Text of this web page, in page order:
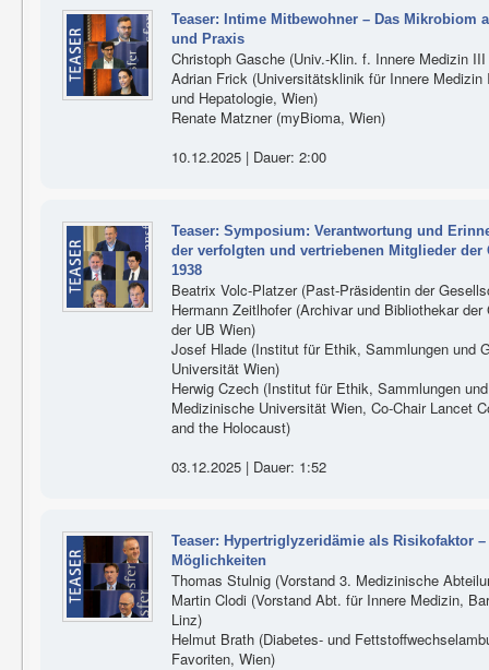
Teaser: Intime Mitbewohner – Das Mikrobiom
und Praxis
Christoph Gasche (Univ.-Klin. f. Innere Medizin
Adrian Frick (Universitätsklinik für Innere
und Hepatologie, Wien)
Renate Matzner (myBioma, Wien)
10.12.2025 | Dauer: 2:00
Teaser: Symposium: Verantwortung und
der verfolgten und vertriebenen Mitglieder der
1938
Beatrix Volc-Platzer (Past-Präsidentin der
Hermann Zeitlhofer (Archivar und Bibliothekar
der UB Wien)
Josef Hlade (Institut für Ethik, Sammlungen und
Universität Wien)
Herwig Czech (Institut für Ethik, Sammlungen
Medizinische Universität Wien, Co-Chair Lancet
and the Holocaust)
03.12.2025 | Dauer: 1:52
Teaser: Hypertriglyzeridämie als Risikofaktor
Möglichkeiten
Thomas Stulnig (Vorstand 3. Medizinische
Martin Clodi (Vorstand Abt. für Innere Medizin,
Linz)
Helmut Brath (Diabetes- und
Favoriten, Wien)